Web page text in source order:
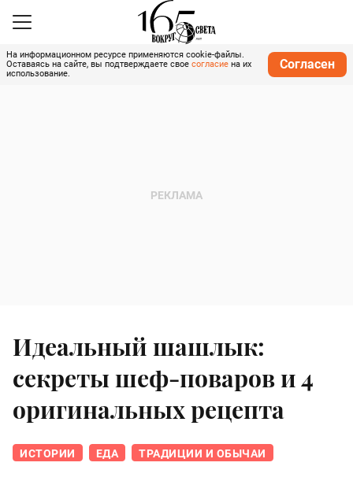
На информационном ресурсе применяются cookie-файлы.
Оставаясь на сайте, вы подтверждаете свое согласие на их
использование.
Согласен
Идеальный шашлык:
секреты шеф-поваров и 4
оригинальных рецепта
ИСТОРИИ ЕДА ТРАДИЦИИ И ОБЫЧАИ